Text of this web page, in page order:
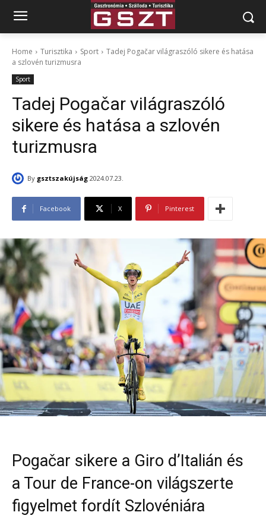
Home Turisztika Sport
Tadej Pogačar világraszóló sikere és hatása
a szlovén turizmusra
Sport
Tadej Pogačar világraszóló
sikere és hatása a szlovén
turizmusra
By gsztszakújság 2024.07.23.
Facebook X Pinterest
Pogačar sikere a Giro d’Italián és
a Tour de France-on világszerte
figyelmet fordít Szlovéniára